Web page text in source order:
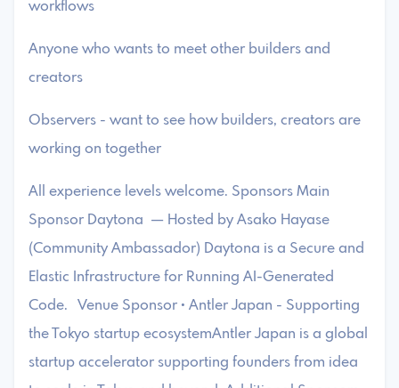
workflows
​Anyone who wants to meet other builders and
creators
​Observers - want to see how builders, creators are
working on together
​All experience levels welcome. Sponsors ​Main
Sponsor Daytona — Hosted by Asako Hayase
(Community Ambassador) Daytona is a Secure and
Elastic Infrastructure for Running AI-Generated
Code. ​Venue Sponsor • Antler Japan - Supporting
the Tokyo startup ecosystemAntler Japan is a global
startup accelerator supporting founders from idea